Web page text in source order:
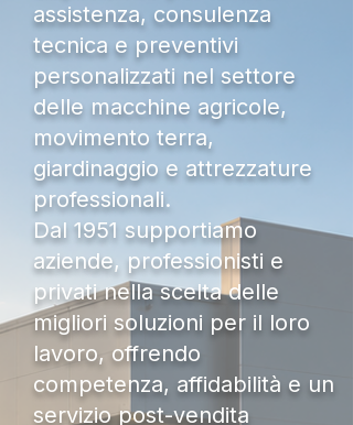
assistenza, consulenza
tecnica e preventivi
personalizzati nel settore
delle macchine agricole,
movimento terra,
giardinaggio e attrezzature
professionali.
Dal 1951 supportiamo
aziende, professionisti e
privati nella scelta delle
migliori soluzioni per il loro
lavoro, offrendo
competenza, affidabilità e un
servizio post-vendita